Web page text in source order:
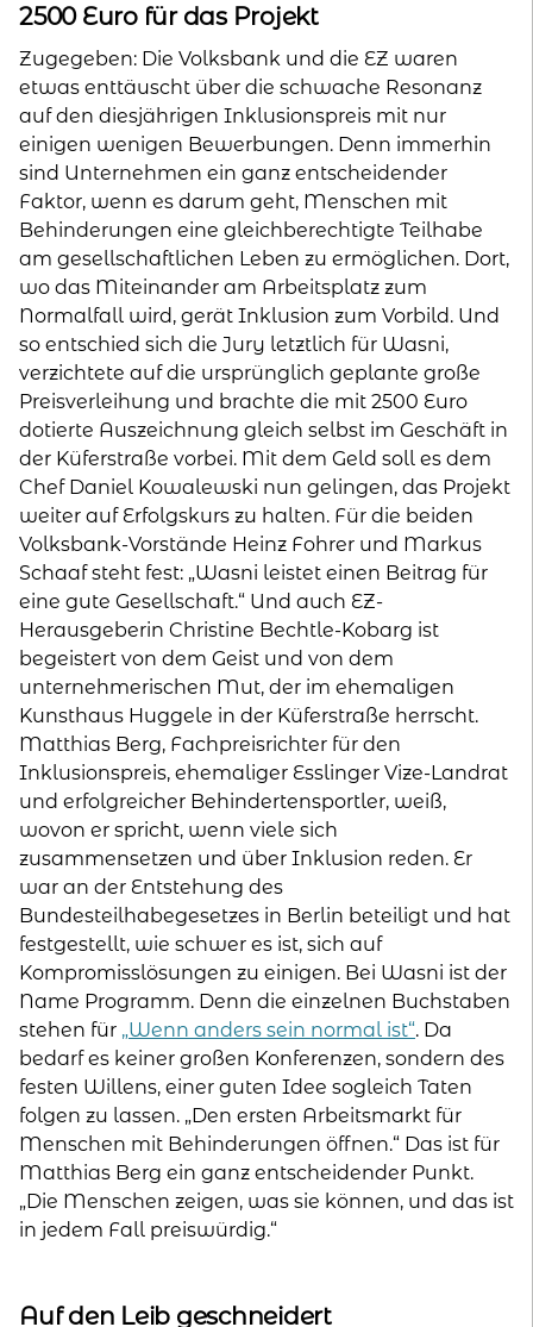
2500 Euro für das Projekt
Zugegeben: Die Volksbank und die EZ waren
etwas enttäuscht über die schwache Resonanz
auf den diesjährigen Inklusionspreis mit nur
einigen wenigen Bewerbungen. Denn immerhin
sind Unternehmen ein ganz entscheidender
Faktor, wenn es darum geht, Menschen mit
Behinderungen eine gleichberechtigte Teilhabe
am gesellschaftlichen Leben zu ermöglichen. Dort,
wo das Miteinander am Arbeitsplatz zum
Normalfall wird, gerät Inklusion zum Vorbild. Und
so entschied sich die Jury letztlich für Wasni,
verzichtete auf die ursprünglich geplante große
Preisverleihung und brachte die mit 2500 Euro
dotierte Auszeichnung gleich selbst im Geschäft in
der Küferstraße vorbei. Mit dem Geld soll es dem
Chef Daniel Kowalewski nun gelingen, das Projekt
weiter auf Erfolgskurs zu halten. Für die beiden
Volksbank-Vorstände Heinz Fohrer und Markus
Schaaf steht fest: „Wasni leistet einen Beitrag für
eine gute Gesellschaft.“ Und auch EZ-
Herausgeberin Christine Bechtle-Kobarg ist
begeistert von dem Geist und von dem
unternehmerischen Mut, der im ehemaligen
Kunsthaus Huggele in der Küferstraße herrscht.
Matthias Berg, Fachpreisrichter für den
Inklusionspreis, ehemaliger Esslinger Vize-Landrat
und erfolgreicher Behindertensportler, weiß,
wovon er spricht, wenn viele sich
zusammensetzen und über Inklusion reden. Er
war an der Entstehung des
Bundesteilhabegesetzes in Berlin beteiligt und hat
festgestellt, wie schwer es ist, sich auf
Kompromisslösungen zu einigen. Bei Wasni ist der
Name Programm. Denn die einzelnen Buchstaben
stehen für „Wenn anders sein normal ist“. Da
bedarf es keiner großen Konferenzen, sondern des
festen Willens, einer guten Idee sogleich Taten
folgen zu lassen. „Den ersten Arbeitsmarkt für
Menschen mit Behinderungen öffnen.“ Das ist für
Matthias Berg ein ganz entscheidender Punkt.
„Die Menschen zeigen, was sie können, und das ist
in jedem Fall preiswürdig.“
Auf den Leib geschneidert